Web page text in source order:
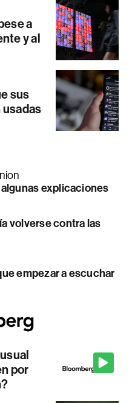
a
y al
sus
explicaciones
volverse contra las
empezar a escuchar
por